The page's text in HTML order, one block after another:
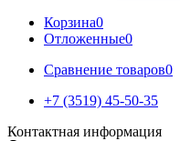
Корзина0
Отложенные0
Сравнение товаров0
+7 (3519) 45-50-35
Контактная информация